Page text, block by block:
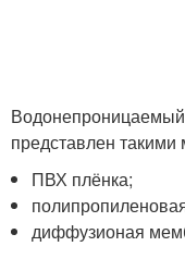
представлен
ПВХ плёнка;
диффузионая